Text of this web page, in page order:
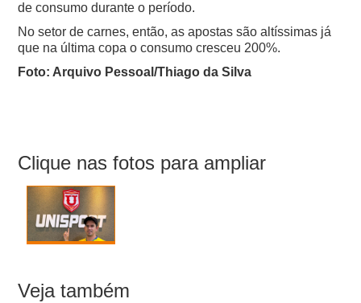
de consumo durante o período.
No setor de carnes, então, as apostas são altíssimas já
que na última copa o consumo cresceu 200%.
Foto: Arquivo Pessoal/Thiago da Silva
Clique nas fotos para ampliar
Veja também